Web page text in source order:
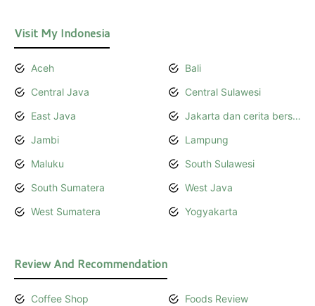
Visit My Indonesia
Aceh
Bali
Central Java
Central Sulawesi
East Java
Jakarta dan cerita bersamanya
Jambi
Lampung
Maluku
South Sulawesi
South Sumatera
West Java
West Sumatera
Yogyakarta
Review And Recommendation
Coffee Shop
Foods Review